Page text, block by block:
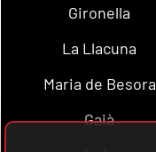
Gironella
La Llacuna
Maria de Besora
Gaià